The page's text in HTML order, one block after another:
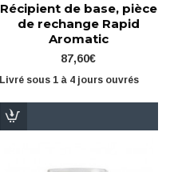
Récipient de base, pièce
de rechange Rapid
Aromatic
87,60€
Livré sous 1 à 4 jours ouvrés